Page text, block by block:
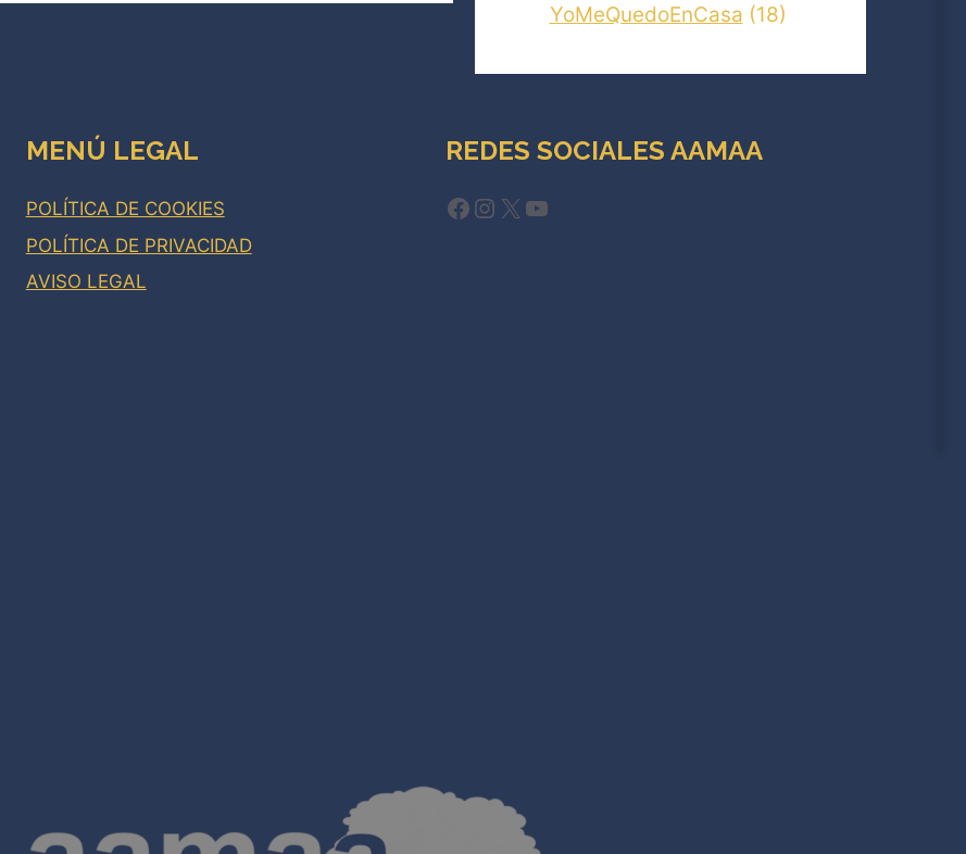
YoMeQuedoEnCasa (18)
MENÚ LEGAL
POLÍTICA DE COOKIES
POLÍTICA DE PRIVACIDAD
AVISO LEGAL
REDES SOCIALES AAMAA
Facebook
Instagram
X YouTube